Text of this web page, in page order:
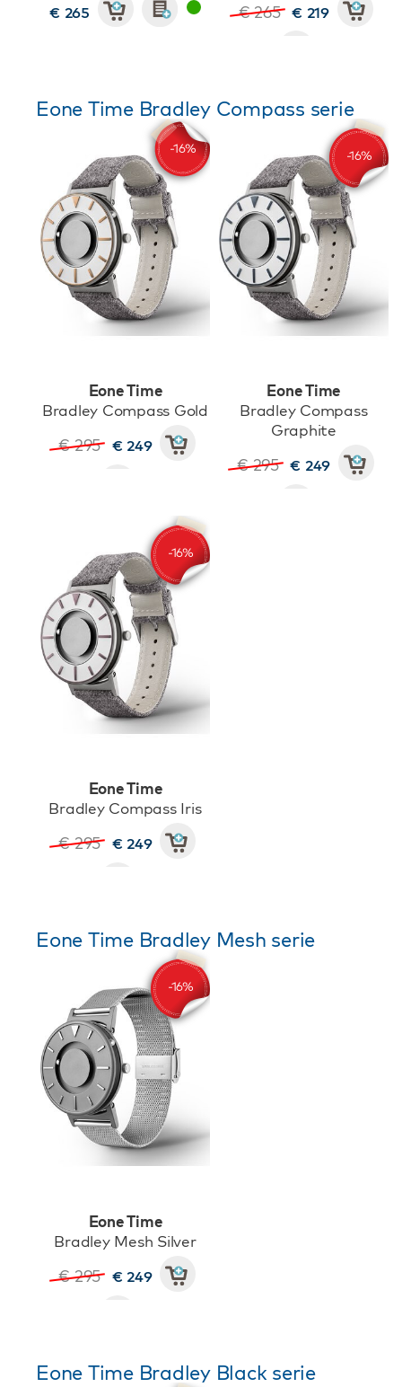
€ 265
€ 265 € 219
Eone Time Bradley Compass serie
Eone Time
Bradley Compass Gold
€ 295 € 249
Eone Time
Bradley Compass
Graphite
€ 295 € 249
Eone Time
Bradley Compass Iris
€ 295 € 249
Eone Time Bradley Mesh serie
Eone Time
Bradley Mesh Silver
€ 295 € 249
Eone Time Bradley Black serie